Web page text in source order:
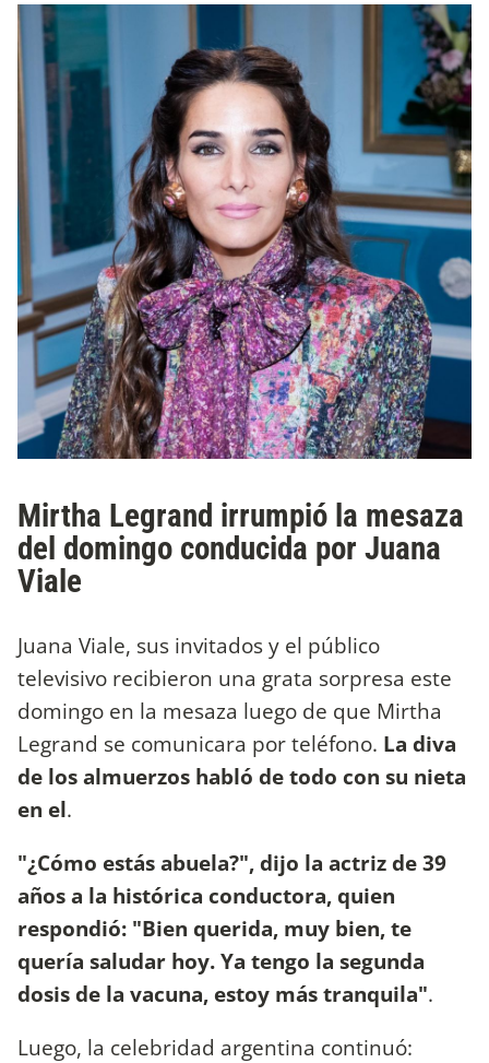
Mirtha Legrand irrumpió la mesaza
del domingo conducida por Juana
Viale
Juana Viale, sus invitados y el público
televisivo recibieron una grata sorpresa este
domingo en la mesaza luego de que Mirtha
Legrand se comunicara por teléfono. La diva
de los almuerzos habló de todo con su nieta
en el.
"¿Cómo estás abuela?", dijo la actriz de 39
años a la histórica conductora, quien
respondió: "Bien querida, muy bien, te
quería saludar hoy. Ya tengo la segunda
dosis de la vacuna, estoy más tranquila".
Luego, la celebridad argentina continuó: